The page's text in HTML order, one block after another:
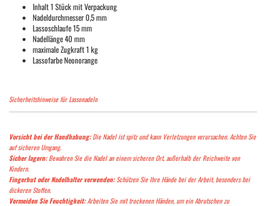
Inhalt 1 Stück mit Verpackung
Nadeldurchmesser 0,5 mm
Lassoschlaufe 15 mm
Nadellänge 40 mm
maximale Zugkraft 1 kg
Lassofarbe Neonorange
Sicherheitshinweise für Lassonadeln
Vorsicht bei der Handhabung:Die Nadel ist spitz und kann Verletzungen verursachen. Achten Sie
auf sicheren Umgang.
Sicher lagern:Bewahren Sie die Nadel an einem sicheren Ort, außerhalb der Reichweite von
Kindern.
Fingerhut oder Nadelhalter verwenden:Schützen Sie Ihre Hände bei der Arbeit, besonders bei
dickeren Stoffen.
Vermeiden Sie Feuchtigkeit:Arbeiten Sie mit trockenen Händen, um ein Abrutschen zu